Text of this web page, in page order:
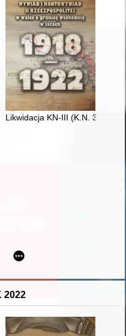
"Losy
Likwidacja KN-III (K.N. 3) a
okręgu kartuskiego z lat 1833-
2022